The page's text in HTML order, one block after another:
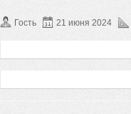
Гость 21 июня 2024